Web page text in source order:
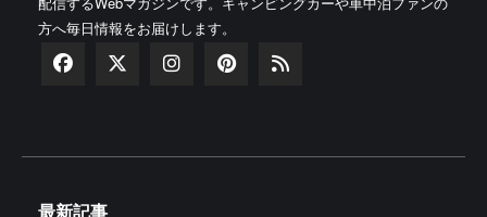
方へ毎日情報をお届けします。
最新記事